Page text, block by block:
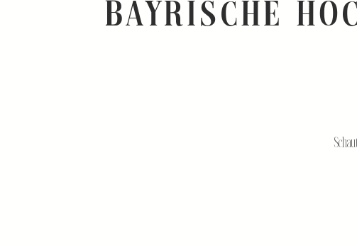
bayrische